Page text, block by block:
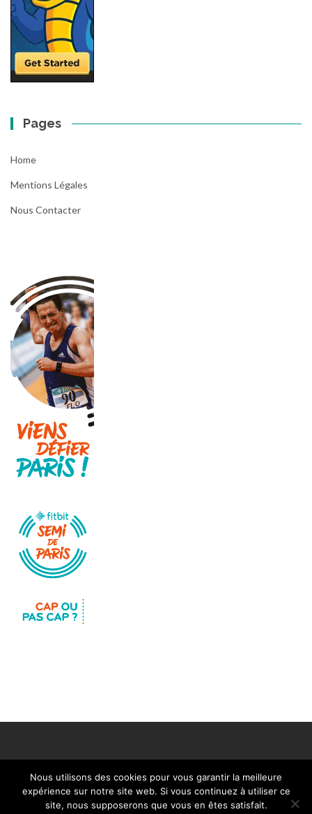
Pages
Home
Mentions Légales
Nous Contacter
Mentions légales Nous contacter
Nous utilisons des cookies pour vous garantir la meilleure
expérience sur notre site web. Si vous continuez à utiliser ce
site, nous supposerons que vous en êtes satisfait.